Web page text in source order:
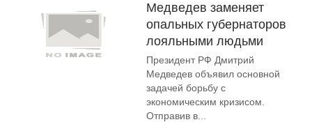
Медведев заменяет
опальных губернаторов
лояльными людьми
Президент РФ Дмитрий
Медведев объявил основной
задачей борьбу с
экономическим кризисом.
Отправив в...